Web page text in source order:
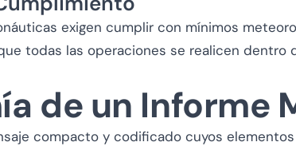
exigen cumplir con mínimos
que todas las operaciones se realicen dentro
de un Informe
compacto y codificado cuyos